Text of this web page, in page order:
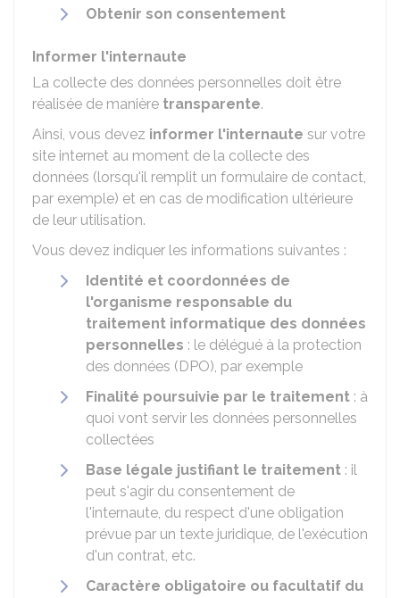
Obtenir son consentement
Informer l'internaute
La collecte des données personnelles doit être
réalisée de manière transparente.
Ainsi, vous devez informer l'internaute sur votre
site internet au moment de la collecte des
données (lorsqu'il remplit un formulaire de contact,
par exemple) et en cas de modification ultérieure
de leur utilisation.
Vous devez indiquer les informations suivantes :
Identité et coordonnées de
l'organisme responsable du
traitement informatique des données
personnelles : le délégué à la protection
des données (DPO), par exemple
Finalité poursuivie par le traitement : à
quoi vont servir les données personnelles
collectées
Base légale justifiant le traitement : il
peut s'agir du consentement de
l'internaute, du respect d'une obligation
prévue par un texte juridique, de l'exécution
d'un contrat, etc.
Caractère obligatoire ou facultatif du